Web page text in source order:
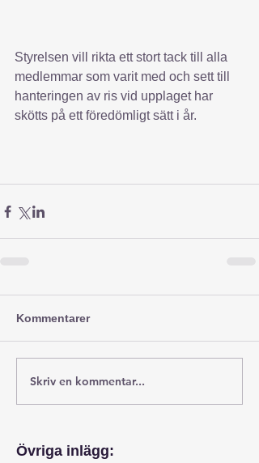
Styrelsen vill rikta ett stort tack till alla
medlemmar som varit med och sett till
hanteringen av ris vid upplaget har
skötts på ett föredömligt sätt i år.
Kommentarer
Skriv en kommentar...
Övriga inlägg: